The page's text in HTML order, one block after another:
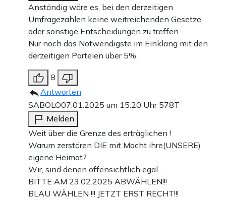
Anständig wäre es, bei den derzeitigen
Umfragezahlen keine weitreichenden Gesetze
oder sonstige Entscheidungen zu treffen.
Nur noch das Notwendigste im Einklang mit den
derzeitigen Parteien über 5%.
8
Antworten
SABOLO07.01.2025 um 15:20 Uhr 578T
Melden
Weit über die Grenze des erträglichen !
Warum zerstören DIE mit Macht ihre(UNSERE)
eigene Heimat?
Wir, sind denen offensichtlich egal…
BITTE AM 23.02.2025 ABWÄHLEN!!!
BLAU WÄHLEN !!! JETZT ERST RECHT!!!